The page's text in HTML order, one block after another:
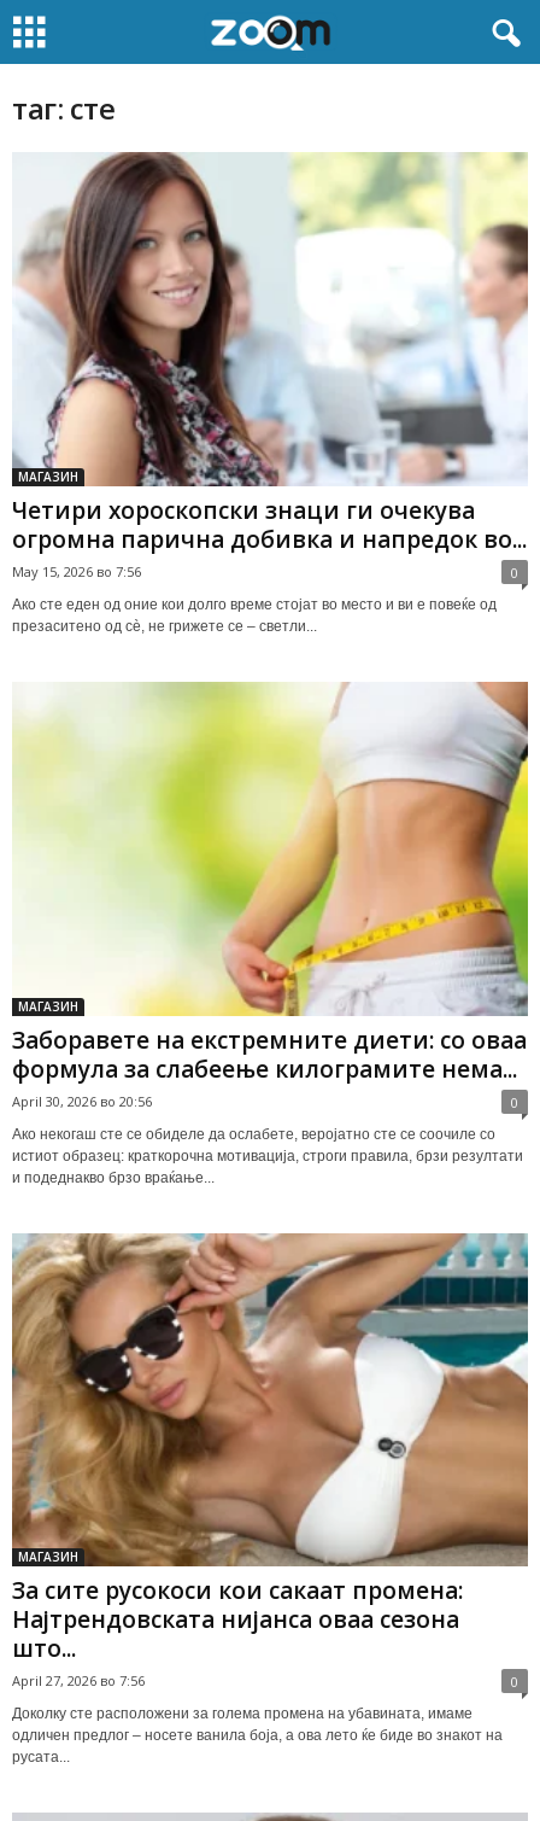
таг: сте
МАГАЗИН
Четири хороскопски знаци ги очекува
огромна парична добивка и напредок во...
May 15, 2026 во 7:56 0
Ако сте еден од оние кои долго време стојат во место и ви е повеќе од
презаситено од сè, не грижете се – светли...
МАГАЗИН
Заборавете на екстремните диети: со оваа
формула за слабеење килограмите нема...
April 30, 2026 во 20:56 0
Ако некогаш сте се обиделе да ослабете, веројатно сте се соочиле со
истиот образец: краткорочна мотивација, строги правила, брзи резултати
и подеднакво брзо враќање...
МАГАЗИН
За сите русокоси кои сакаат промена:
Најтрендовската нијанса оваа сезона
што...
April 27, 2026 во 7:56 0
Доколку сте расположени за голема промена на убавината, имаме
одличен предлог – носете ванила боја, а ова лето ќе биде во знакот на
русата...